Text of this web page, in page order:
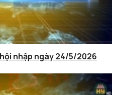
nhập ngày 24/5/2026